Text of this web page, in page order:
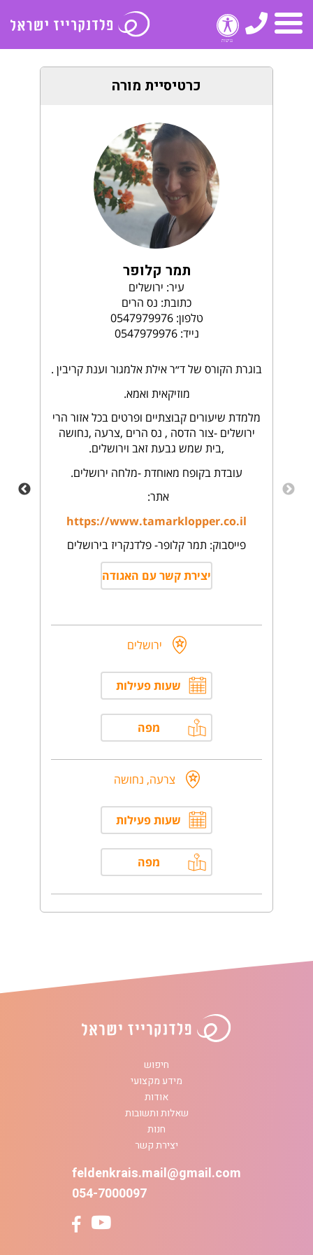
תפריט
טלפון
כרטיסיית מורה
תמר קלופר
עיר: ירושלים
כתובת: נס הרים
טלפון: 0547979976
נייד: 0547979976
בוגרת הקורס של ד״ר אילת אלמגור וענת קריבין .
מוזיקאית ואמא.
מלמדת שיעורים קבוצתיים ופרטים בכל אזור הרי
ירושלים -צור הדסה , נס הרים ,צרעה ,נחושה
,בית שמש גבעת זאב וירושלים.
עובדת בקופח מאוחדת -מלחה ירושלים.
אתר:
https://www.tamarklopper.co.il
פייסבוק: תמר קלופר- פלדנקריז בירושלים
יצירת קשר עם האגודה
ירושלים
שעות פעילות
מפה
צרעה, נחושה
שעות פעילות
מפה
חיפוש
מידע מקצועי
אודות
שאלות ותשובות
חנות
יצירת קשר
feldenkrais.mail@gmail.com
054-7000097